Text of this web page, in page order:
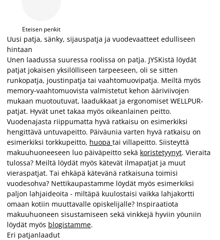
Eteisen penkit
Uusi patja, sänky, sijauspatja ja vuodevaatteet edulliseen
hintaan
Unen laadussa suuressa roolissa on patja. JYSKistä löydät
patjat jokaisen yksilölliseen tarpeeseen, oli se sitten
runkopatja, joustinpatja tai vaahtomuovipatja. Meiltä myös
memory-vaahtomuovista valmistetut kehon ääriviivojen
mukaan muotoutuvat, laadukkaat ja ergonomiset WELLPUR-
patjat. Hyvät unet takaa myös oikeanlainen peitto.
Vuodenajasta riippumatta hyvä ratkaisu on esimerkiksi
hengittävä untuvapeitto. Päiväunia varten hyvä ratkaisu on
esimerkiksi torkkupeitto, huopa tai villapeitto. Siisteyttä
makuuhuoneeseen luo päiväpeitto sekä koristetyynyt. Vieraita
tulossa? Meiltä löydät myös kätevät ilmapatjat ja muut
vieraspatjat. Tai ehkäpä kätevänä ratkaisuna toimisi
vuodesohva? Nettikaupastamme löydät myös esimerkiksi
paljon lahjaideoita - miltäpä kuulostaisi vaikka lahjakortti
omaan kotiin muuttavalle opiskelijalle? Inspiraatiota
makuuhuoneen sisustamiseen sekä vinkkejä hyviin yöuniin
löydät myös blogistamme.
Eri patjanlaadut